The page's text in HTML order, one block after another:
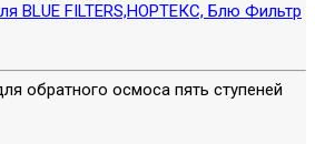
BLUE FILTERS,НОРТЕКС, Блю Фильтр